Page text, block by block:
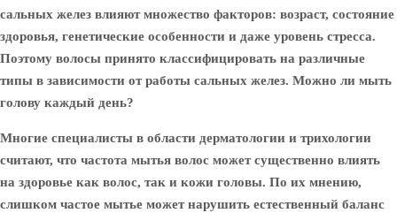
сальных желез влияют множество факторов: возраст, состояние
здоровья, генетические особенности и даже уровень стресса.
Поэтому волосы принято классифицировать на различные
типы в зависимости от работы сальных желез. Можно ли мыть
голову каждый день?
Многие специалисты в области дерматологии и трихологии
считают, что частота мытья волос может существенно влиять
на здоровье как волос, так и кожи головы. По их мнению,
слишком частое мытье может нарушить естественный баланс